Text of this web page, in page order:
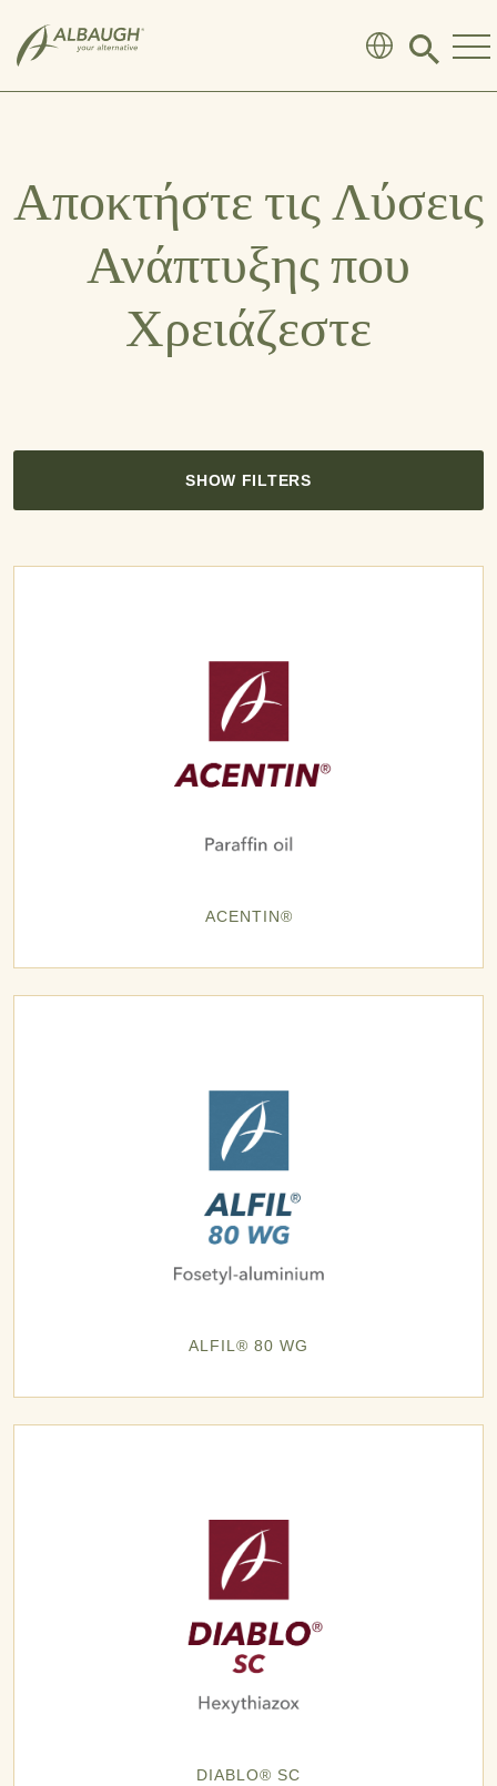
Click
search
Αποκτήστε τις Λύσεις
Ανάπτυξης που
Χρειάζεστε
SHOW FILTERS
ACENTIN®
ALFIL® 80 WG
DIABLO® SC